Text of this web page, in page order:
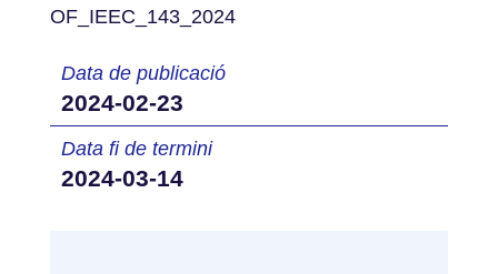
OF_IEEC_143_2024
Data de publicació
2024-02-23
Data fi de termini
2024-03-14